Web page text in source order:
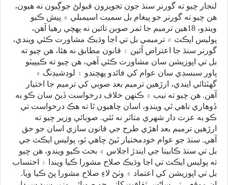
لنجار چيو ته گورنر سنڌ جون تجويزون قبولڻ جوڳيون نه هيون،
هن چيو ته گورنر جو پيغام بل سميت اسيمبلي ۾ پيش ڪيو
ويندو، 18هين ترميم جا ثمر صوبن تائين نه پهچي رهيا آهن،
پوليس ايڪٽ ۾ ترميمي بل تي اڃا وڌيڪ مشاورت ڪئي ويندي،
گورنر سنڌ جا اعتراض آئين ۽ قانون مطابق نه هئا، هن چيو ته
بل تي اپوزيشن سان مشاورت ڪئي آهي، هن چيو ته ڪيپيٽو
پاور سبسڊي سان عوام کي فائدو پهچندو ۽ لوڊشيڊنگ ۾
گهٽتائي ايندي، ارڙهين ترميم بعد صوبي کي ترميم جا اختيار
آهن. هن چيو ته نيب ۾ ڪنهن خلاف درخواست ڏيڻ سان ڪو به
ڏوهاري ناهي ٿي ويندو، اسان چاهيون ٿا ته هڪ درخواست تي
ڪو به عزت دار شهري متاثر نه ٿئي. صوبائي وزير چيو ته
ارڙهين ترميم بعد اهڙي طرح جي قانون سازي اسان جو حق
آهي. سنڌ جو عوام خودمختيار ٿيڻ چاهي ٿو، پوليس ايڪٽ جي
بل تي سنڌ ڪابينا جي ايندڙ اجلاس ۾ بحث ڪيو ويندو، هن چيو
ته پوليس ايڪٽ تي اڃا وڌيڪ صلاح مشورا ڪيا ويندا ۽ احتساب
بل تي اپوزيشن کي اعتماد ۾ وٺڻ لاءِ صلاح مشورا پڻ ڪيا ويا.